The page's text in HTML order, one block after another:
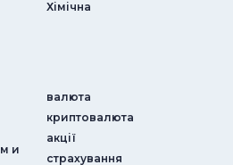
Хімічна
и
валюта
криптовалюта
акції
страхування